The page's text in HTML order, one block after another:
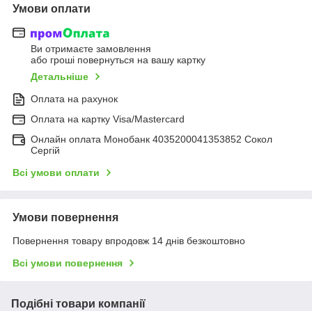
Умови оплати
Ви отримаєте замовлення
або гроші повернуться на вашу картку
Детальніше
Оплата на рахунок
Оплата на картку Visa/Mastercard
Онлайн оплата Монобанк 4035200041353852 Сокол
Сергій
Всі умови оплати
Умови повернення
Повернення товару впродовж 14 днів безкоштовно
Всі умови повернення
Подібні товари компанії